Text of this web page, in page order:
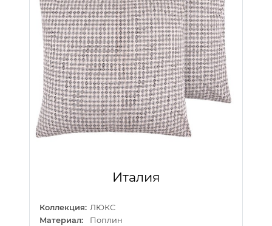
Италия
Коллекция: ЛЮКС
Материал:
Поплин